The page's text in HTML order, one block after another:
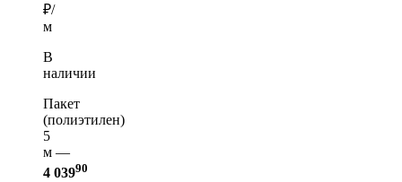
₽/
м
В
наличии
Пакет
(полиэтилен)
5
м —
4 03990